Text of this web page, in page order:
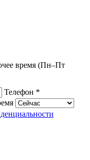
время (Пн–Пт
Телефон *